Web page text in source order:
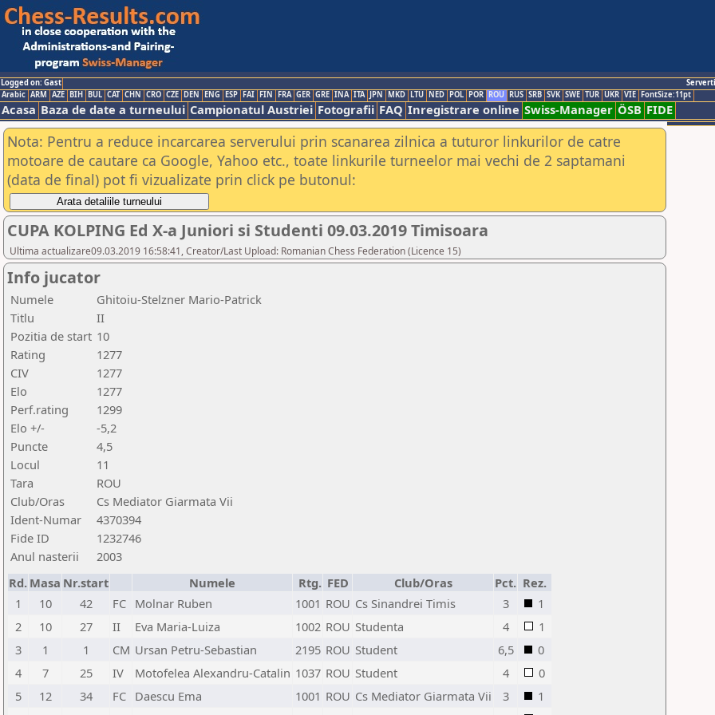
Logged on: Gast
Arabic ARM AZE BIH BUL CAT CHN CRO CZE DEN ENG ESP FAI FIN FRA GER GRE INA ITA JPN MKD LTU NED POL POR ROU RUS SRB SVK SWE TUR UKR VIE FontSize:11pt
Acasa Baza de date a turneului Campionatul Austriei Fotografii FAQ Inregistrare online Swiss-Manager ÖSB FIDE
Nota: Pentru a reduce incarcarea serverului prin scanarea zilnica a tuturor linkurilor de catre
motoare de cautare ca Google, Yahoo etc., toate linkurile turneelor mai vechi de 2 saptamani
(data de final) pot fi vizualizate prin click pe butonul:
CUPA KOLPING Ed X-a Juniori si Studenti 09.03.2019 Timisoara
Ultima actualizare09.03.2019 16:58:41, Creator/Last Upload: Romanian Chess Federation (Licence 15)
Info jucator
Numele
Ghitoiu-Stelzner Mario-Patrick
Titlu
II
Pozitia de start 10
Rating
1277
CIV
1277
Elo
1277
Perf.rating
1299
Elo +/-
-5,2
Puncte
4,5
Locul
11
Tara
ROU
Club/Oras
Cs Mediator Giarmata Vii
Ident-Numar
4370394
Fide ID
1232746
Anul nasterii
2003
Rd. Masa Nr.start Numele Rtg. FED Club/Oras Pct. Rez.
1
10 42 FC Molnar Ruben 1001 ROU Cs Sinandrei Timis 3
1
2
10 27 II Eva Maria-Luiza 1002 ROU Studenta 4
1
3
1 1 CM Ursan Petru-Sebastian 2195 ROU Student 6,5
0
4
7 25 IV Motofelea Alexandru-Catalin 1037 ROU Student 4
0
5
12 34 FC Daescu Ema 1001 ROU Cs Mediator Giarmata Vii 3
1